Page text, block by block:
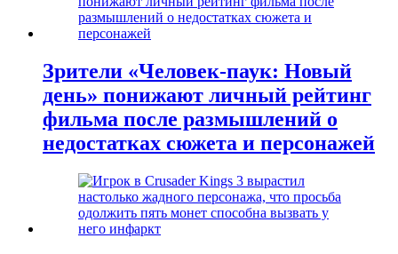
Зрители «Человек-паук: Новый
день» понижают личный рейтинг
фильма после размышлений о
недостатках сюжета и персонажей